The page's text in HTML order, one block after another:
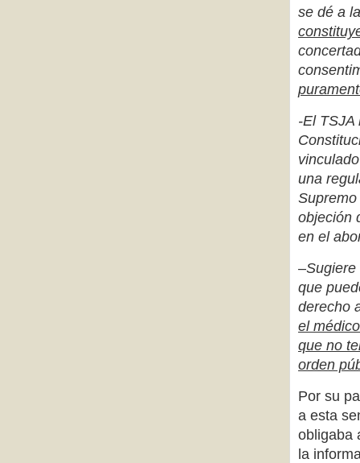
se dé a
-El TSJA
una
objeción
en el
–Sugiere
que
derecho
el
que no
orden
Por su
a esta
obligaba
la